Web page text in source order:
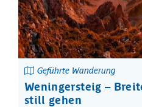
Geführte Wanderung
Weningersteig –
still gehen